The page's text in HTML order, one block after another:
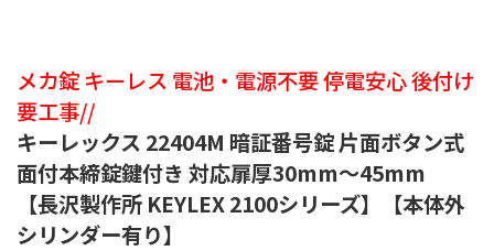
メカ錠 キーレス 電池・電源不要 停電安心 後付け
要工事//
キーレックス 22404M 暗証番号錠 片面ボタン式
面付本締錠鍵付き 対応扉厚30mm〜45mm
【長沢製作所 KEYLEX 2100シリーズ】【本体外
シリンダー有り】